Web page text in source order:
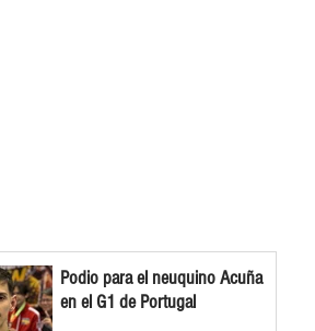
Podio para el neuquino Acuña
en el G1 de Portugal